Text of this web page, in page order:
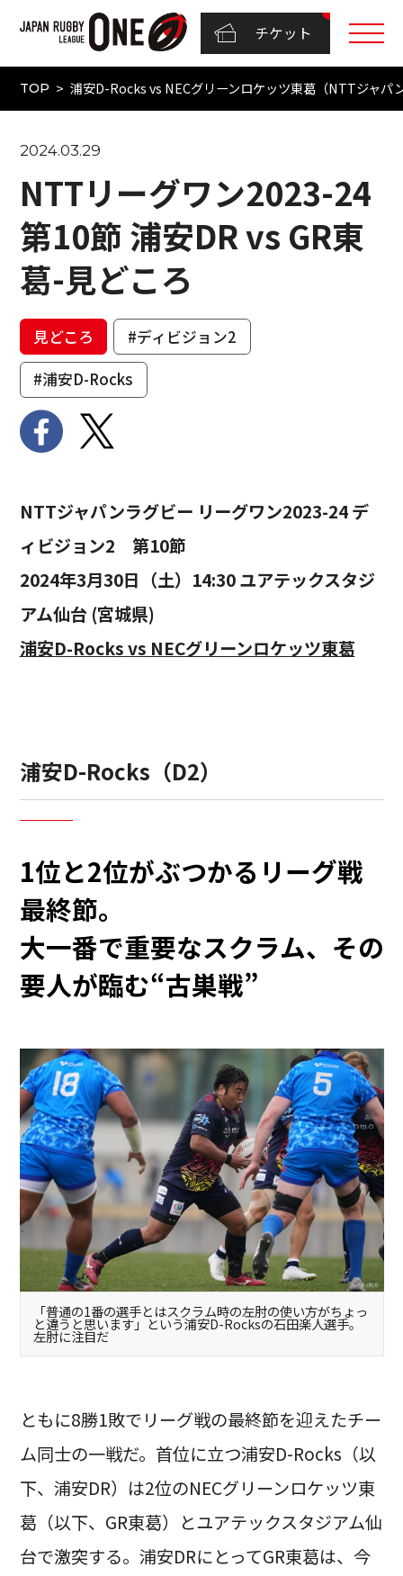
チケット
TOP 浦安D-Rocks vs NECグリーンロケッツ東葛（NTTジャ
2024.03.29
NTTリーグワン2023-24
第10節 浦安DR vs GR東
葛-見どころ
見どころ
#ディビジョン2
#浦安D-Rocks
NTTジャパンラグビー リーグワン2023-24 デ
ィビジョン2 第10節
2024年3月30日（土）14:30 ユアテックスタジ
アム仙台 (宮城県)
浦安D-Rocks vs NECグリーンロケッツ東葛
浦安D-Rocks（D2）
1位と2位がぶつかるリーグ戦
最終節。
大一番で重要なスクラム、その
要人が臨む“古巣戦”
「普通の1番の選手とはスクラム時の左肘の使い方がちょっ
と違うと思います」という浦安D-Rocksの石田楽人選手。
左肘に注目だ
ともに8勝1敗でリーグ戦の最終節を迎えたチー
ム同士の一戦だ。首位に立つ浦安D-Rocks（以
下、浦安DR）は2位のNECグリーンロケッツ東
葛（以下、GR東葛）とユアテックスタジアム仙
台で激突する。浦安DRにとってGR東葛は、今